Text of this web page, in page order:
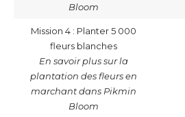
Bloom
Mission 4 : Planter 5 000
fleurs blanches
En savoir plus sur la
plantation des fleurs en
marchant dans Pikmin
Bloom